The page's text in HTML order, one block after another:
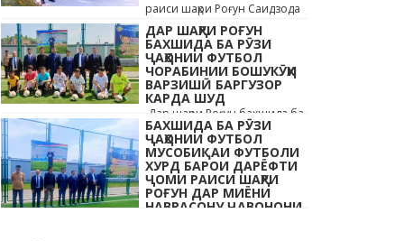
раиси шаҳри Роғун Саидзода
Сунъатулло бо ҳайъати
кормандони дастгоҳи раиси
шаҳр ва роҳбарони мақомотҳои
…
ДАР ШАҲРИ РОҒУН
БАХШИДА БА РӮЗИ
ҶАҲОНИИ ФУТБОЛ
ЧОРАБИНИИ БОШУКӮҲИ
ВАРЗИШӢ БАРГУЗОР
КАРДА ШУД
Дар шаҳри Роғун бахшида ба
Рӯзи ҷавонони Тоҷикистон ва
Рӯзи ҷаҳонии футбол бо
иштироки 10 даста
мусобиқаи кушоди шаҳри аз
…
БАХШИДА БА РӮЗИ
ҶАҲОНИИ ФУТБОЛ
МУСОБИҚАИ ФУТБОЛИ
ХУРД БАРОИ ДАРЁФТИ
ҶОМИ РАИСИ ШАҲРИ
РОҒУН ДАР МИЁНИ
НАВРАСОНУ ҶАВОНОНИ